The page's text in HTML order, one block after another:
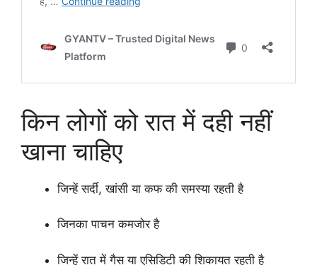
किन लोगों को रात में दही नहीं
खाना चाहिए
जिन्हें सर्दी, खांसी या कफ की समस्या रहती है
जिनका पाचन कमजोर है
जिन्हें रात में गैस या एसिडिटी की शिकायत रहती है